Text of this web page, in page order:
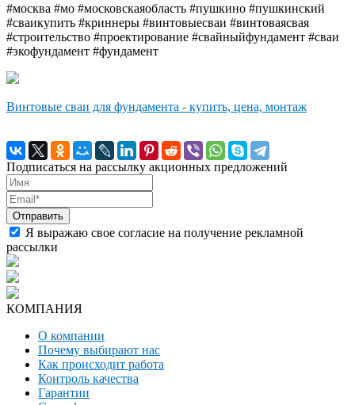
#москва #мо #московскаяобласть #пушкино #пушкинский
#сваикупить #криннеры #винтовыесваи #винтоваясвая
#строительство #проектирование #свайныйфундамент #сваи
#экофундамент #фундамент
Винтовые сваи для фундамента - купить, цена, монтаж
Подписаться на рассылку акционных предложений
Я выражаю свое согласие на получение рекламной
рассылки
КОМПАНИЯ
О компании
Почему выбирают нас
Как происходит работа
Контроль качества
Гарантии